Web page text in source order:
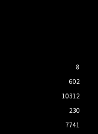
8
602
10312
230
7741